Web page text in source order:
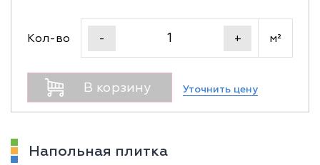
Кол-во - + м²
В корзину Уточнить цену
Напольная плитка